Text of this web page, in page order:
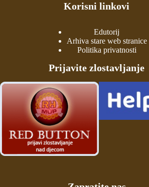
Korisni linkovi
Edutorij
Arhiva stare web stranice
Politika privatnosti
Prijavite zlostavljanje